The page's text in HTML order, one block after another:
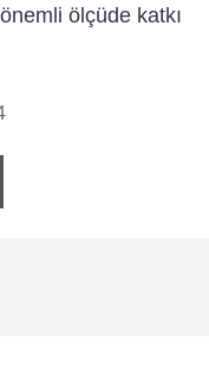
ölçüde katkı